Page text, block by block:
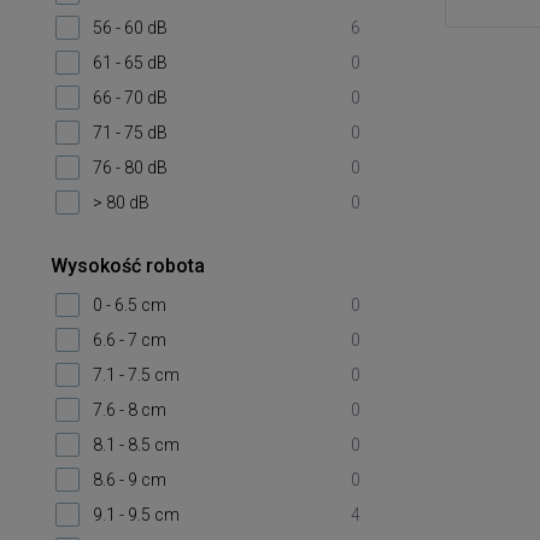
56 - 60 dB
6
61 - 65 dB
0
66 - 70 dB
0
71 - 75 dB
0
76 - 80 dB
0
> 80 dB
0
Wysokość robota
0 - 6.5 cm
0
6.6 - 7 cm
0
7.1 - 7.5 cm
0
7.6 - 8 cm
0
8.1 - 8.5 cm
0
8.6 - 9 cm
0
9.1 - 9.5 cm
4